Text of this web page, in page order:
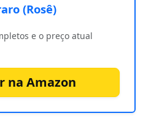
(Rosê)
e o preço atual
na Amazon